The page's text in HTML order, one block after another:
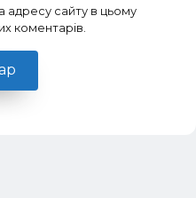
адресу сайту в цьому
коментарів.